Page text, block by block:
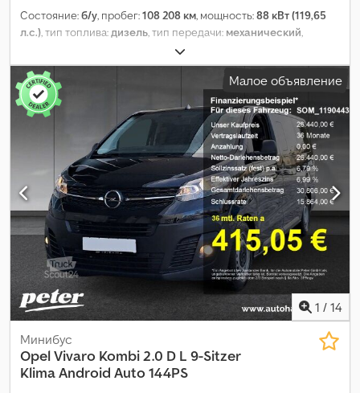
Состояние:б/у, пробег:108 208 км, мощность:88 кВт (119,65
л.с.), тип топлива:дизель, тип передачи: механический,
, общий вес:
вес:1 735 кг, максимальная грузоподъёмность:1 095 кг,
первая регистрация:
, следующая проверка (TÜV):
08/2025, длина грузового отсека: 5 309 мм, ширина
пространства для загрузки:2 010 мм, высота грузового
, расход топлива (городской цикл):
л/100км
, расход топлива (за городом):4,7 л/100км, расход
топлива (смешанный цикл):
4,9 л/100км, Выбросы CO₂:130 г/
км
, класс выбросов: Евро 6, энергетическая эффективность:
A, цвет:серый, кабина водителя:другое, количество мест:9,
Год выпуска:2021 , общая длина:2 010 мм, общая ширина:
мм, Оборудование:бортовой компьютер, кондиционер,
парктроники, подушка безопасности, противотуманные
фары, раздвижная дверь, сажевый фильтр, система
иммобилайзера, система контроля тяги,
Малое объявление
1 / 14
Минибус
OpelVivaro Kombi 2.0 D L 9-Sitzer
Klima Android Auto 144PS